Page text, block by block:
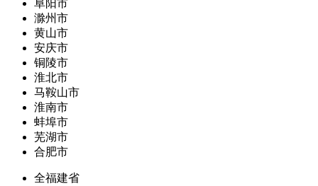
阜阳市
滁州市
黄山市
安庆市
铜陵市
淮北市
马鞍山市
淮南市
蚌埠市
芜湖市
合肥市
全福建省